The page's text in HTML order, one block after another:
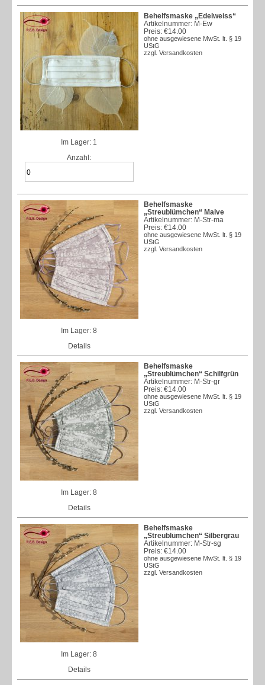
Im Lager: 1
Anzahl:
Behelfsmaske „Edelweiss“
Artikelnummer: M-Ew
Preis: €14.00
ohne ausgewiesene MwSt. lt. § 19
UStG
zzgl. Versandkosten
Im Lager: 8
Details
Behelfsmaske
„Streublümchen“ Malve
Artikelnummer: M-Str-ma
Preis: €14.00
ohne ausgewiesene MwSt. lt. § 19
UStG
zzgl. Versandkosten
Im Lager: 8
Details
Behelfsmaske
„Streublümchen“ Schilfgrün
Artikelnummer: M-Str-gr
Preis: €14.00
ohne ausgewiesene MwSt. lt. § 19
UStG
zzgl. Versandkosten
Im Lager: 8
Details
Behelfsmaske
„Streublümchen“ Silbergrau
Artikelnummer: M-Str-sg
Preis: €14.00
ohne ausgewiesene MwSt. lt. § 19
UStG
zzgl. Versandkosten